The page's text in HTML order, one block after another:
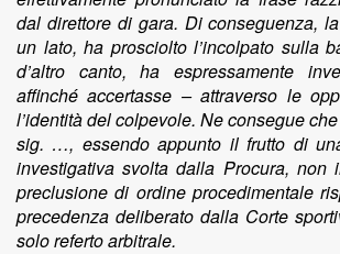
dal direttore di gara. Di conseguenza,
un lato, ha prosciolto l’incolpato sulla
d’altro canto, ha espressamente
affinché accertasse – attraverso le
l’identità del colpevole. Ne consegue
sig. …, essendo appunto il frutto di
investigativa svolta dalla Procura, non
preclusione di ordine procedimentale
precedenza deliberato dalla Corte
solo referto arbitrale.